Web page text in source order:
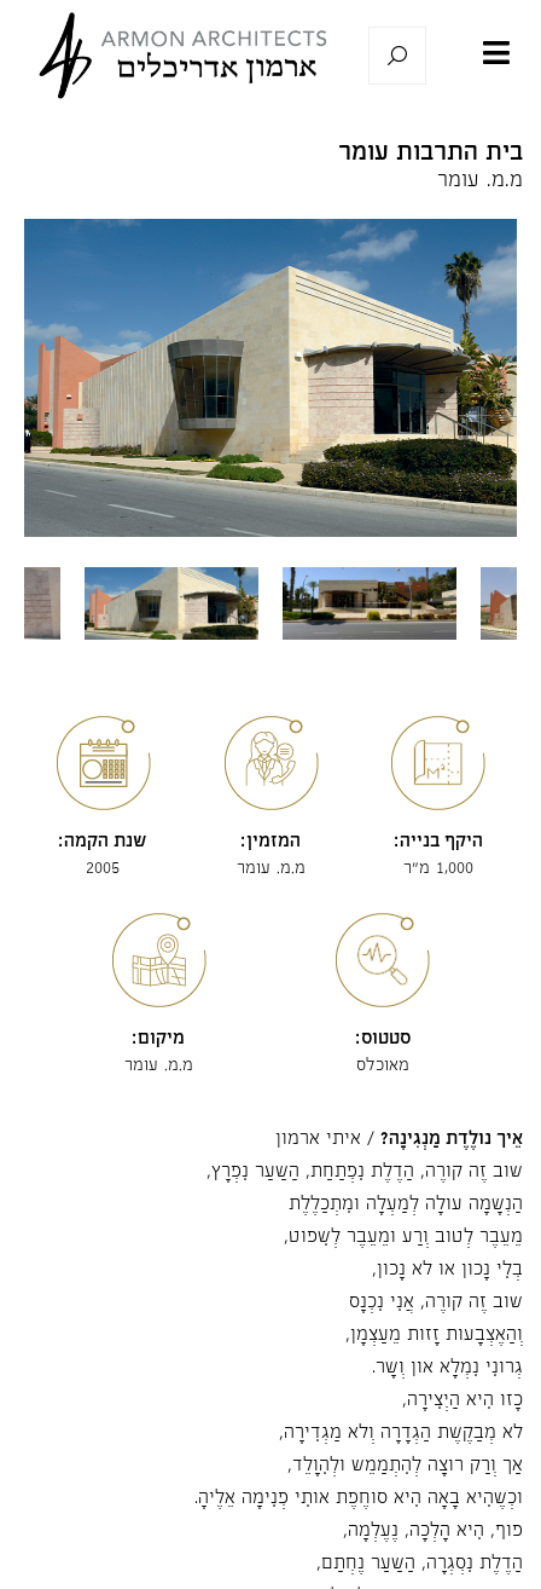
היקף בנייה:
1,000 מ"ר
המזמין:
מ.מ. עומר
שנת הקמה:
2005
סטטוס:
מאוכלס
מיקום:
מ.מ. עומר
אֵיךְ נוֹלֶדֶת מַנְגִּינָה? / איתי ארמון
שׁוּב זֶה קוֹרֶה, הַדֶּלֶת נִפְתַחַת, הַשַּׁעַר נִפְרָץ,
הַנְּשָׁמָה עוֹלָה לְמַעְלָה וּמִתְכַּלֶּלֶת
מֵעֵבֶר לְטוֹב וְרַע וּמֵעֵבֶר לְשִׁפּוּט,
בְּלִי נָכוֹן אוֹ לֹא נָכוֹן,
שׁוּב זֶה קוֹרֶה, אֲנִי נִכְנָס
וְהַאֶצְבָּעוֹת זָזוֹת מֵעַצְמָן,
גְּרוֹנִי נִמְלָא אוֹן וְשָׁר.
כָּזוֹ הִיא הַיְּצִירָה,
לֹא מְבַקֶּשֶׁת הַגְדָּרָה וְלֹא מַגְדִּירָה,
אַךְ וְרַק רוֹצָה לְהִתְמַמֵּשׁ וּלְהִוָּלֵד,
וּכְשֶׁהִיא בָּאָה הִיא סוֹחֶפֶת אוֹתִי פְּנִימָה אֵלֶיהָ.
פּוּף, הִיא הָלְכָה, נֶעֶלְמָה,
הַדֶּלֶת נִסְגְּרָה, הַשַּׁעַר נֶחְתַּם,
בית התרבות עומר
מ.מ. עומר